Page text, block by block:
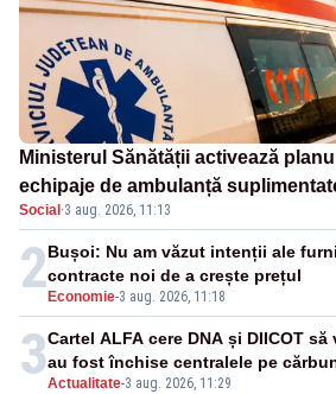
Ministerul Sănătății activează
echipaje de ambulanță
medicamente verificate și puncte
publice
Social ·3 aug. 2026, 11:13
2 Economie-3 aug. 2026, 11:18
Bușoi: Nu am văzut intenții ale
contracte noi de a crește prețul
3Actualitate-3 aug. 2026, 11:29
Cartel ALFA cere DNA și DIICOT
au fost închise centralele pe